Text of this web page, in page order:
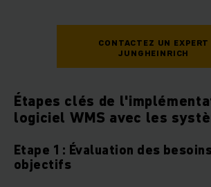
CONTACTEZ UN EXPERT
JUNGHEINRICH
Étapes clés de
logiciel WMS avec les
Etape 1 : Évaluation des
objectifs